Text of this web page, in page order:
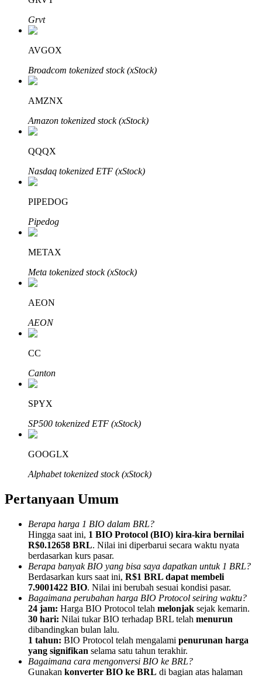
Investasi Otomatis
Raih keuntungan jangka panjang dan kepentingan fleksibel
Bitrue
Mitra Bitrue
Afiliasi Bitrue
Hingga 65% Komisi!
Referensi
Undang teman untuk mendapatkan imbalan tunai
BTC Welcome Rewards
Grvt
AVGOX
Broadcom tokenized stock (xStock)
AMZNX
Amazon tokenized stock (xStock)
QQQX
Nasdaq tokenized ETF (xStock)
PIPEDOG
Pipedog
METAX
Meta tokenized stock (xStock)
AEON
AEON
CC
Canton
SPYX
SP500 tokenized ETF (xStock)
GOOGLX
Alphabet tokenized stock (xStock)
Pertanyaan Umum
Berapa harga 1 BIO dalam BRL?
Hingga saat ini, 1 BIO Protocol (BIO) kira-kira bernilai
R$0.12658 BRL. Nilai ini diperbarui secara waktu nyata
berdasarkan kurs pasar.
Berapa banyak BIO yang bisa saya dapatkan untuk 1 BRL?
Berdasarkan kurs saat ini, R$1 BRL dapat membeli
7.9001422 BIO. Nilai ini berubah sesuai kondisi pasar.
Bagaimana perubahan harga BIO Protocol seiring waktu?
24 jam: Harga BIO Protocol telah melonjak sejak kemarin.
30 hari: Nilai tukar BIO terhadap BRL telah menurun
dibandingkan bulan lalu.
1 tahun: BIO Protocol telah mengalami penurunan harga
yang signifikan selama satu tahun terakhir.
Bagaimana cara mengonversi BIO ke BRL?
Gunakan konverter BIO ke BRL di bagian atas halaman